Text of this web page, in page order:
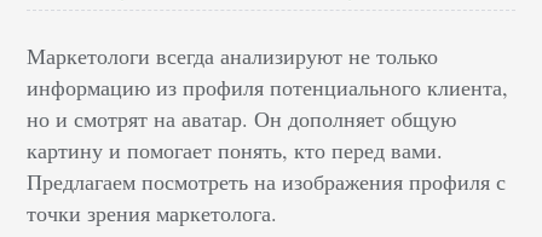
Маркетологи всегда анализируют не только
информацию из профиля потенциального клиента,
но и смотрят на аватар. Он дополняет общую
картину и помогает понять, кто перед вами.
Предлагаем посмотреть на изображения профиля с
точки зрения маркетолога.